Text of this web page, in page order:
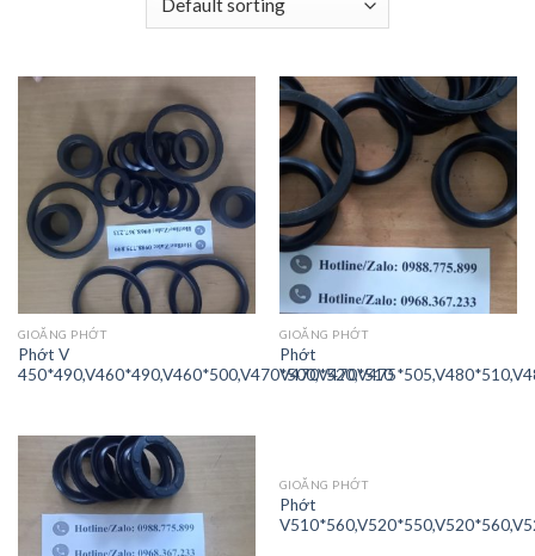
GIOĂNG PHỚT
Phớt V
450*490,V460*490,V460*500,V470*500,V470*510
GIOĂNG PHỚT
Phớt
GIOĂNG PHỚT
Phớt